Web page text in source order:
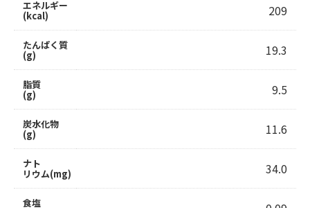
エネルギー
(kcal)
たんぱく質
(g)
脂質
(g)
炭水化物
(g)
ナト
リウム(mg)
食塩
209
19.3
9.5
11.6
34.0